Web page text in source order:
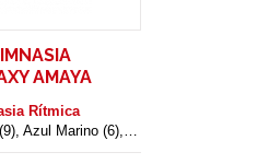
AMAYA
Rítmica
(3), Negro (7), Plateado (8), Rojo (5), Rosa (2), Verde (4)